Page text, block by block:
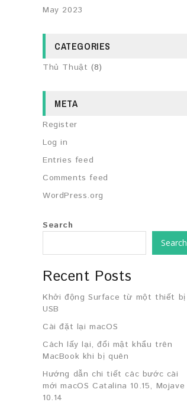
May 2023
CATEGORIES
Thủ Thuật (8)
META
Register
Log in
Entries feed
Comments feed
WordPress.org
Search
Search
Recent Posts
Khởi động Surface từ một thiết bị
USB
Cài đặt lại macOS
Cách lấy lại, đổi mật khẩu trên
MacBook khi bị quên
Hướng dẫn chi tiết các bước cài
mới macOS Catalina 10.15, Mojave
10.14